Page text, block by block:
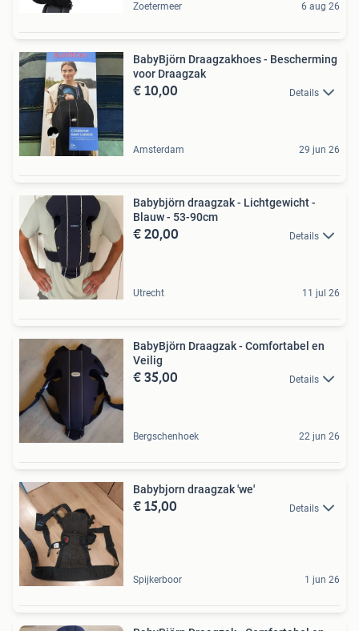
Zoetermeer 6 aug 26
BabyBjörn Draagzakhoes - Bescherming
voor Draagzak
€ 10,00 Details
Amsterdam 29 jun 26
Babybjörn draagzak - Lichtgewicht -
Blauw - 53-90cm
€ 20,00 Details
Utrecht 11 jul 26
BabyBjörn Draagzak - Comfortabel en
Veilig
€ 35,00 Details
Bergschenhoek 22 jun 26
Babybjorn draagzak 'we'
€ 15,00 Details
Spijkerboor 1 jun 26